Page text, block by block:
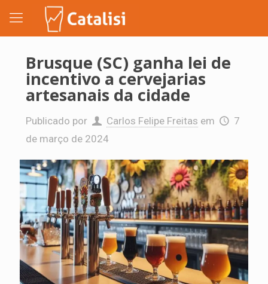
Brusque (SC) ganha lei de
incentivo a cervejarias
artesanais da cidade
Publicado por Carlos Felipe Freitas em
7
de março de 2024